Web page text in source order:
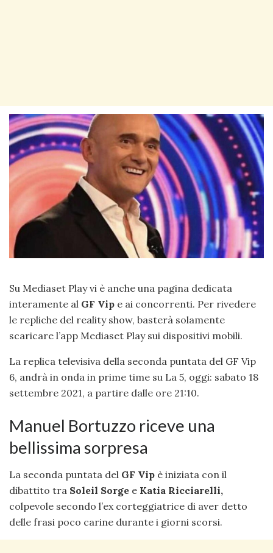
Su Mediaset Play vi è anche una pagina dedicata
interamente al GF Vip e ai concorrenti. Per rivedere
le repliche del reality show, basterà solamente
scaricare l’app Mediaset Play sui dispositivi mobili.
La replica televisiva della seconda puntata del GF Vip
6, andrà in onda in prime time su La 5, oggi: sabato 18
settembre 2021, a partire dalle ore 21:10.
Manuel Bortuzzo riceve una
bellissima sorpresa
La seconda puntata del GF Vip è iniziata con il
dibattito tra Soleil Sorge e Katia Ricciarelli,
colpevole secondo l’ex corteggiatrice di aver detto
delle frasi poco carine durante i giorni scorsi.